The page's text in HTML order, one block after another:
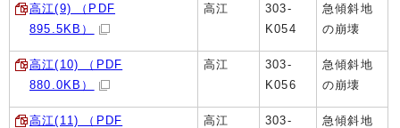
高江(9) （PDF
895.5KB）
高江
303-
K054
急傾斜地
の崩壊
高江(10) （PDF
880.0KB）
高江
303-
K056
急傾斜地
の崩壊
高江(11) （PDF
高江
303-
急傾斜地